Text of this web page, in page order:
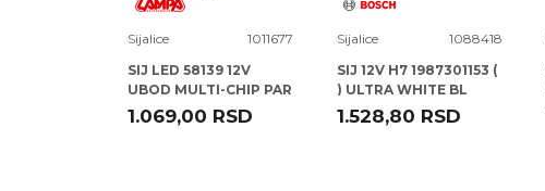
Sijalice
1011677
SIJ LED 58139 12V
UBOD MULTI-CHIP PAR
LAMPA
1.069,00 RSD
Sijalice
1088418
SIJ 12V H7 1987301153 (
) ULTRA WHITE BL
BOSCH
1.528,80 RSD